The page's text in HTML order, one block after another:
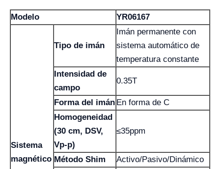
Modelo YR06167
Sistema
magnético
Tipo de imán
Imán permanente con
sistema automático de
temperatura constante
Intensidad de
campo
0.35T
Forma del imán En forma de C
Homogeneidad
(30 cm, DSV,
Vp-p)
≤35ppm
Método Shim
Activo/Pasivo/Dinámico